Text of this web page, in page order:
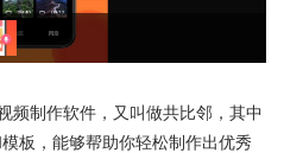
频制作软件，又叫做共比邻，其中
板，能够帮助你轻松制作出优秀